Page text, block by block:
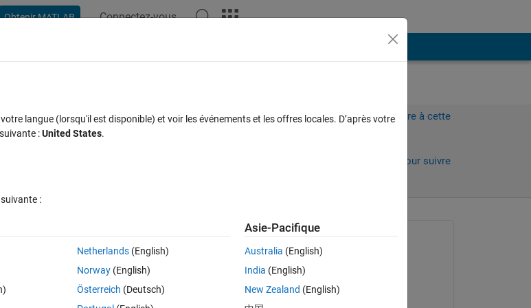
Obtenir MATLAB Connectez-vous
Connectez-vous pour répondre à cette
Connectez-vous pour suivre
color of each country according to a number.
Ali Nouri
le 25 Déc 2019
langue (lorsqu'il est disponible) et voir les événements et les offres locales. D’après votre
:United States.
:
Netherlands(English)
Norway(English)
Österreich (Deutsch)
Asie-Pacifique
Australia (English)
India (English)
New Zealand (English)